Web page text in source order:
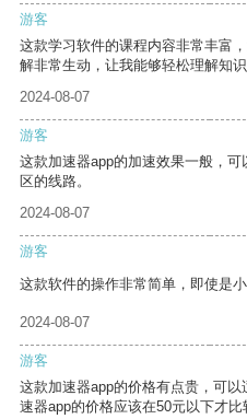
游客
这款学习软件的课程内容非常丰富
解非常生动，让我能够轻松理解知识
2024-08-07
游客
这款加速器app的加速效果一般，
区的线路。
2024-08-07
游客
这款软件的操作非常简单，即使是小
2024-08-07
游客
这款加速器app的价格有点贵，可
速器app的价格应该在50元以下才比